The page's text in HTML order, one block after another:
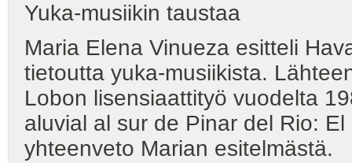
Yuka-musiikin taustaa
Maria Elena Vinueza esitteli
tietoutta yuka-musiikista.
Lobon lisensiaattityö vuodelta
aluvial al sur de Pinar del Rio:
yhteenveto Marian esitelmästä.